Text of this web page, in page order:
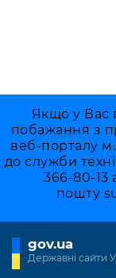
Якщо у Вас
побажання з
веб-порталу м.
до служби
366-80-13
пошту
gov.ua
Державні сайти